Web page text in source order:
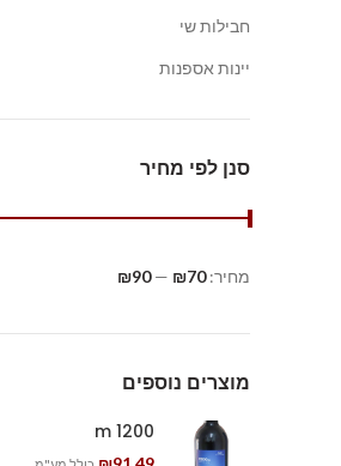
חבילות שי
יינות אספנות
סנן לפי מחיר
מחיר:₪70
—
₪90
מוצרים נוספים
1200 m